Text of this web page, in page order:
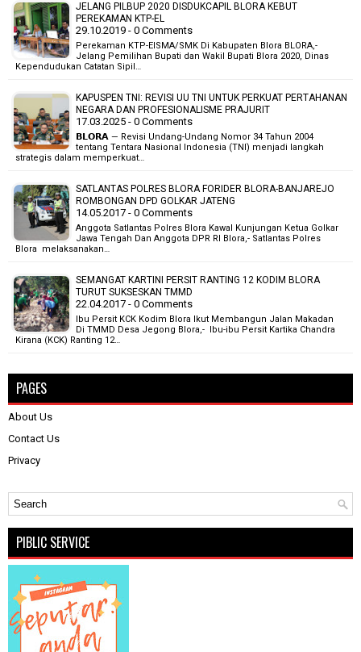
JELANG PILBUP 2020 DISDUKCAPIL BLORA KEBUT
PEREKAMAN KTP-EL
29.10.2019 - 0 Comments
Perekaman KTP-ElSMA/SMK Di Kabupaten Blora BLORA,-
Jelang Pemilihan Bupati dan Wakil Bupati Blora 2020, Dinas
Kependudukan Catatan Sipil…
KAPUSPEN TNI: REVISI UU TNI UNTUK PERKUAT PERTAHANAN
NEGARA DAN PROFESIONALISME PRAJURIT
17.03.2025 - 0 Comments
𝗕𝗟𝗢𝗥𝗔 — Revisi Undang-Undang Nomor 34 Tahun 2004
tentang Tentara Nasional Indonesia (TNI) menjadi langkah
strategis dalam memperkuat…
SATLANTAS POLRES BLORA FORIDER BLORA-BANJAREJO
ROMBONGAN DPD GOLKAR JATENG
14.05.2017 - 0 Comments
Anggota Satlantas Polres Blora Kawal Kunjungan Ketua Golkar
Jawa Tengah Dan Anggota DPR RI Blora,- Satlantas Polres
Blora melaksanakan…
SEMANGAT KARTINI PERSIT RANTING 12 KODIM BLORA
TURUT SUKSESKAN TMMD
22.04.2017 - 0 Comments
Ibu Persit KCK Kodim Blora Ikut Membangun Jalan Makadan
Di TMMD Desa Jegong Blora,- Ibu-ibu Persit Kartika Chandra
Kirana (KCK) Ranting 12…
PAGES
About Us
Contact Us
Privacy
PIBLIC SERVICE